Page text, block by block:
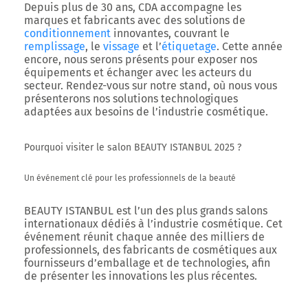
Depuis plus de 30 ans, CDA accompagne les
marques et fabricants avec des solutions de
conditionnement innovantes, couvrant le
remplissage, le vissage et l’étiquetage. Cette année
encore, nous serons présents pour exposer nos
équipements et échanger avec les acteurs du
secteur. Rendez-vous sur notre stand, où nous vous
présenterons nos solutions technologiques
adaptées aux besoins de l’industrie cosmétique.
Pourquoi visiter le salon BEAUTY ISTANBUL 2025 ?
Un événement clé pour les professionnels de la beauté
BEAUTY ISTANBUL est l’un des plus grands salons
internationaux dédiés à l’industrie cosmétique. Cet
événement réunit chaque année des milliers de
professionnels, des fabricants de cosmétiques aux
fournisseurs d’emballage et de technologies, afin
de présenter les innovations les plus récentes.